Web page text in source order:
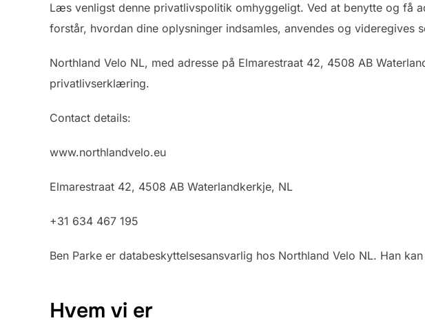
Læs venligst denne privatlivspolitik omhyggeligt. Ved at benytte og
forstår, hvordan dine oplysninger indsamles, anvendes og videregives
Northland Velo NL, med adresse på Elmarestraat 42, 4508 AB
privatlivserklæring.
Contact details:
www.northlandvelo.eu
Elmarestraat 42, 4508 AB Waterlandkerkje, NL
+31 634 467 195
Ben Parke er databeskyttelsesansvarlig hos Northland Velo NL. Han
Hvem vi er